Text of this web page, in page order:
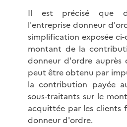
Il est précisé que
l'entreprise donneur
simplification exposée ci-
montant de la
donneur d'ordre auprès
peut être obtenu par
la contribution payée
sous-traitants sur le
acquittée par les clients
donneur d'ordre.